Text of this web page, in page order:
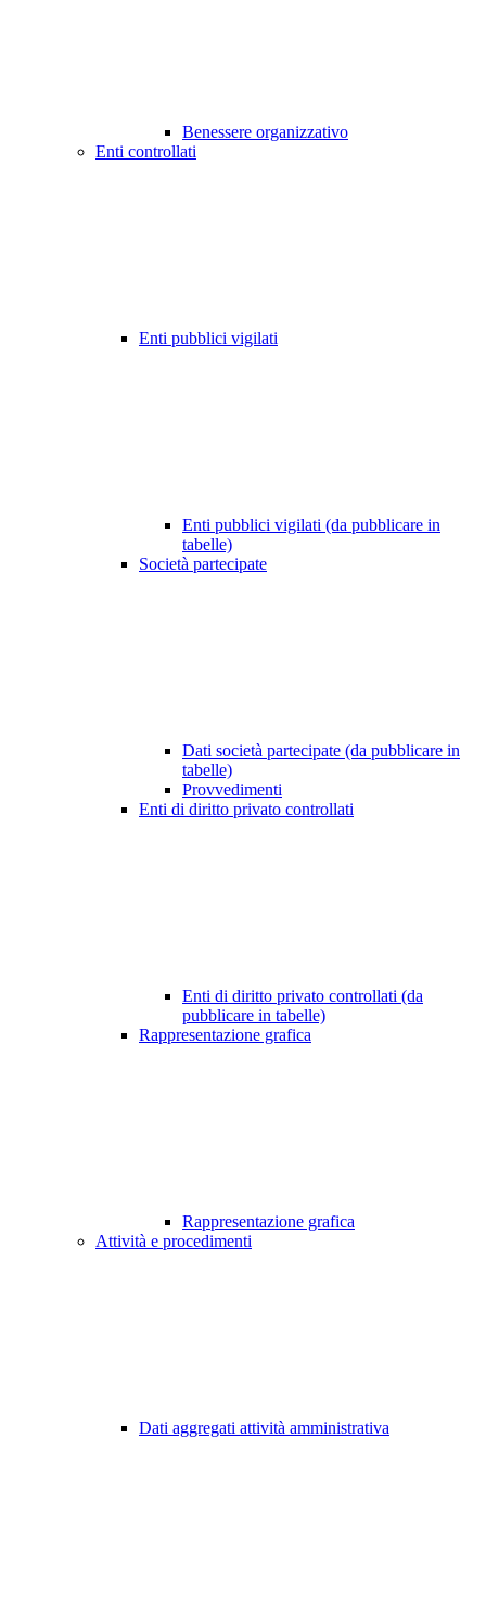
Benessere organizzativo
Enti controllati
Enti pubblici vigilati
Enti pubblici vigilati (da pubblicare in
tabelle)
Società partecipate
Dati società partecipate (da pubblicare in
tabelle)
Provvedimenti
Enti di diritto privato controllati
Enti di diritto privato controllati (da
pubblicare in tabelle)
Rappresentazione grafica
Rappresentazione grafica
Attività e procedimenti
Dati aggregati attività amministrativa